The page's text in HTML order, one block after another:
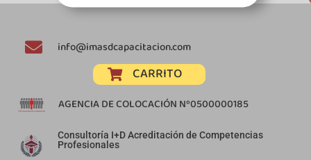
 info@imasdcapacitacion.com
 CARRITO
AGENCIA DE COLOCACIÓN Nº0500000185
Consultoría I+D Acreditación de Competencias
Profesionales